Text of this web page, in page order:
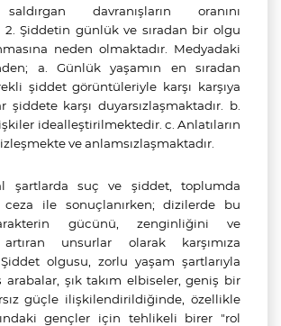
davranışların oranını
2. Şiddetin günlük ve sıradan bir olgu
neden olmaktadır. Medyadaki
a. Günlük yaşamın en sıradan
şiddet görüntüleriyle karşı karşıya
şiddete karşı duyarsızlaşmaktadır. b.
idealleştirilmektedir. c. Anlatıların
ve anlamsızlaşmaktadır.
şartlarda suç ve şiddet, toplumda
ceza ile sonuçlanırken; dizilerde bu
gücünü, zenginliğini ve
artıran unsurlar olarak karşımıza
Şiddet olgusu, zorlu yaşam şartlarıyla
şık takım elbiseler, geniş bir
güçle ilişkilendirildiğinde, özellikle
gençler için tehlikeli birer "rol